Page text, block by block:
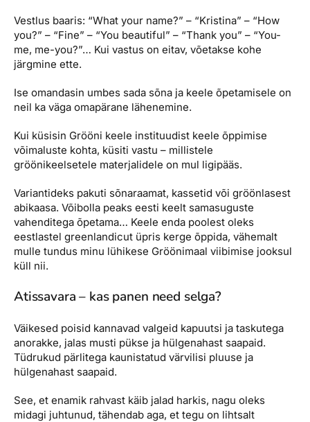
Vestlus baaris: “What your name?” – “Kristina” – “How
you?” – “Fine” – “You beautiful” – “Thank you” – “You-
me, me-you?”… Kui vastus on eitav, võetakse kohe
järgmine ette.
Ise omandasin umbes sada sõna ja keele õpetamisele on
neil ka väga omapärane lähenemine.
Kui küsisin Grööni keele instituudist keele õppimise
võimaluste kohta, küsiti vastu – millistele
gröönikeelsetele materjalidele on mul ligipääs.
Variantideks pakuti sõnaraamat, kassetid või gröönlasest
abikaasa. Võibolla peaks eesti keelt samasuguste
vahenditega õpetama… Keele enda poolest oleks
eestlastel greenlandicut üpris kerge õppida, vähemalt
mulle tundus minu lühikese Gröönimaal viibimise jooksul
küll nii.
Atissavara – kas panen need selga?
Väikesed poisid kannavad valgeid kapuutsi ja taskutega
anorakke, jalas musti pükse ja hülgenahast saapaid.
Tüdrukud pärlitega kaunistatud värvilisi pluuse ja
hülgenahast saapaid.
See, et enamik rahvast käib jalad harkis, nagu oleks
midagi juhtunud, tähendab aga, et tegu on lihtsalt